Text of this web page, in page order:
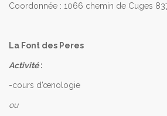
Coordonnée : 1066 chemin de Cuges
La Font des Peres
Activité:
-cours d’œnologie
ou